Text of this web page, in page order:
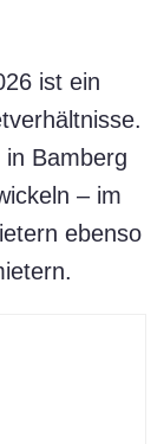
ist ein
Bamberg
– im
ebenso